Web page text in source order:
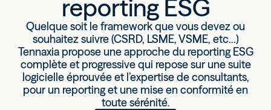
reporting ESG
Quelque soit le framework que vous devez ou
souhaitez suivre (CSRD, LSME, VSME, etc...)
Tennaxia propose une approche du reporting ESG
complète et progressivequi repose sur une suite
logicielle éprouvée et l’expertise de consultants,
pour un reporting et une mise en conformité en
toute sérénité.